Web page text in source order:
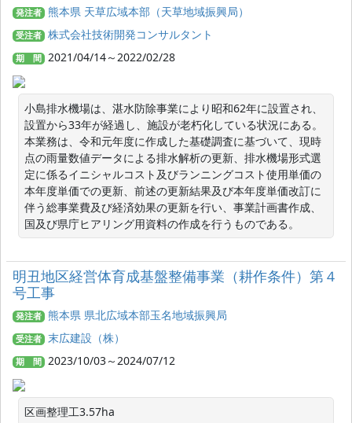
発注者 熊本県 天草広域本部（天草地域振興局）
受注者 株式会社技術開発コンサルタント
期 間 2021/04/14～2022/02/28
小島排水機場は、湛水防除事業により昭和62年に設置され、
設置から33年が経過し、施設が老朽化している状況にある。
本業務は、令和元年度に作成した基礎調査に基づいて、現時
点の雨量数値データによる排水解析の更新、排水機場形式選
定に係るイニシャルコスト及びランニングコスト使用単価の
本年度単価での更新、前述の更新結果及び本年度単価改訂に
伴う総事業費及び経済効果の更新を行い、事業計画書作成、
国及び県庁ヒアリング用資料の作成を行うものである。
明丑地区経営体育成基盤整備事業（耕作条件）第４
号工事
発注者 熊本県 県北広域本部玉名地域振興局
受注者 末広建設（株）
期 間 2023/10/03～2024/07/12
区画整理工3.57ha